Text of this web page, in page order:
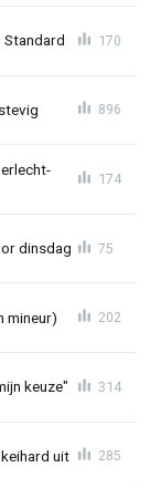
Standard 170
896
174
dinsdag 75
mineur) 202
keuze" 314
uit 285